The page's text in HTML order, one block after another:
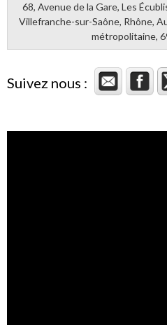
68, Avenue de la Gare, Les
Villefranche-sur-Saône, Rhône,
métropolitaine,
Suivez nous :